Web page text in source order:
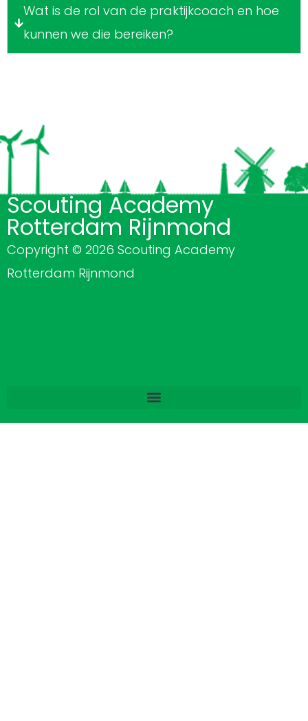
Wat is de rol van de praktijkcoach en hoe
kunnen we die bereiken?
Scouting Academy
Rotterdam Rijnmond
Copyright © 2026 Scouting Academy
Rotterdam Rijnmond